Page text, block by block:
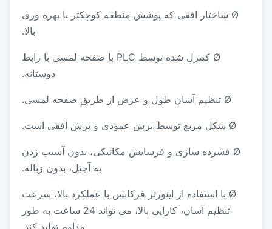
Ø ساختار افقی که پوشش منطقه کوچکتر با بهره وری
Ø کنترل شده توسط PLC با صفحه لمسی با رابط
دوستانه.
Ø فشرده سازی و فرسایش مکانیکی، بدون آسیب زدن
به آجیل، بدون زباله.
Ø با استفاده از اینورتر فرکانس با عملکرد بالا، سرعت
تنظیم آسان، کارایی بالا، می تواند 24 ساعت به طور
مداوم تولید کند.